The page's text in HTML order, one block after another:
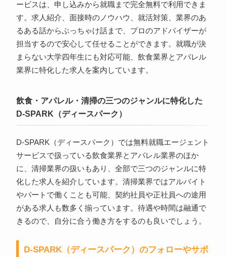
ービスは、申し込みから就職まで完全無料で利用できま
す。求人紹介、面接時のノウハウ、就活対策、業界のあ
るある話からぶっちゃけ話まで、プロのアドバイザーが
担当するので安心して任せることができます。就職が決
まらない大学四年生にも対応可能、飲食業界とアパレル
業界に特化した求人を案内しています。
飲食・アパレル・清掃の三つのジャンルに特化した
D-SPARK（ディースパーク）
D-SPARK（ディースパーク）では無料就職エージェント
サービスで扱っている飲食業界とアパレル業界のほか
に、清掃業界の扱いもあり、全部で三つのジャンルに特
化した求人を紹介しています。清掃業界ではアルバイト
やパートで働くことも可能、契約社員や正社員への途用
がある求人も数多く揃っています。待遇や時間は融通で
きるので、自分に合う働き方をするのも良いでしょう。
D-SPARK（ディースパーク）のフォローやサポ